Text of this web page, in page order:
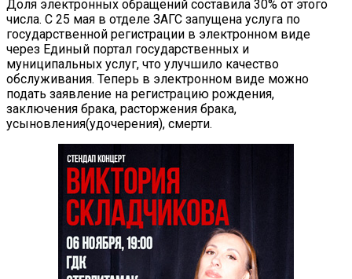
Доля электронных обращений составила 30% от этого
числа. С 25 мая в отделе ЗАГС запущена услуга по
государственной регистрации в электронном виде
через Единый портал государственных и
муниципальных услуг, что улучшило качество
обслуживания. Теперь в электронном виде можно
подать заявление на регистрацию рождения,
заключения брака, расторжения брака,
усыновления(удочерения), смерти.